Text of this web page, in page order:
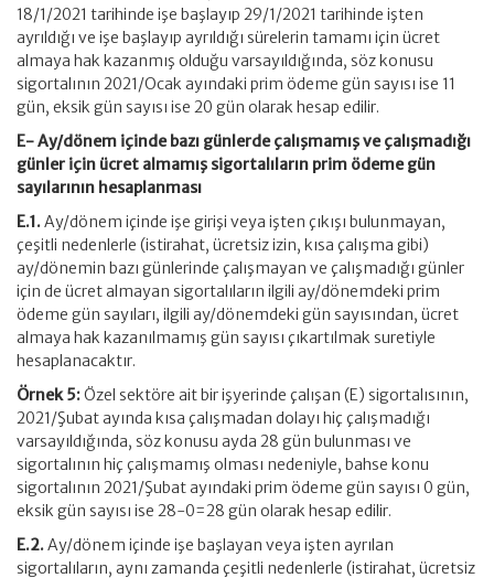
18/1/2021 tarihinde işe başlayıp 29/1/2021 tarihinde işten
ayrıldığı ve işe başlayıp ayrıldığı sürelerin tamamı için ücret
almaya hak kazanmış olduğu varsayıldığında, söz konusu
sigortalının 2021/Ocak ayındaki prim ödeme gün sayısı ise 11
gün, eksik gün sayısı ise 20 gün olarak hesap edilir.
E- Ay/dönem içinde bazı günlerde çalışmamış ve çalışmadığı
günler için ücret almamış sigortalıların prim ödeme gün
sayılarının hesaplanması
E.1.Ay/dönem içinde işe girişi veya işten çıkışı bulunmayan,
çeşitli nedenlerle (istirahat, ücretsiz izin, kısa çalışma gibi)
ay/dönemin bazı günlerinde çalışmayan ve çalışmadığı günler
için de ücret almayan sigortalıların ilgili ay/dönemdeki prim
ödeme gün sayıları, ilgili ay/dönemdeki gün sayısından, ücret
almaya hak kazanılmamış gün sayısı çıkartılmak suretiyle
hesaplanacaktır.
Örnek 5:Özel sektöre ait bir işyerinde çalışan (E) sigortalısının,
2021/Şubat ayında kısa çalışmadan dolayı hiç çalışmadığı
varsayıldığında, söz konusu ayda 28 gün bulunması ve
sigortalının hiç çalışmamış olması nedeniyle, bahse konu
sigortalının 2021/Şubat ayındaki prim ödeme gün sayısı 0 gün,
eksik gün sayısı ise 28-0=28 gün olarak hesap edilir.
E.2.Ay/dönem içinde işe başlayan veya işten ayrılan
sigortalıların, aynı zamanda çeşitli nedenlerle (istirahat, ücretsiz